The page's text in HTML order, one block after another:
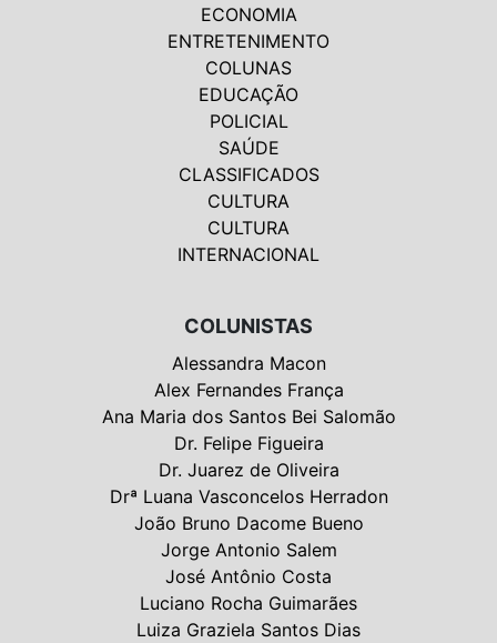
ECONOMIA
ENTRETENIMENTO
COLUNAS
EDUCAÇÃO
POLICIAL
SAÚDE
CLASSIFICADOS
CULTURA
CULTURA
INTERNACIONAL
COLUNISTAS
Alessandra Macon
Alex Fernandes França
Ana Maria dos Santos Bei Salomão
Dr. Felipe Figueira
Dr. Juarez de Oliveira
Drª Luana Vasconcelos Herradon
João Bruno Dacome Bueno
Jorge Antonio Salem
José Antônio Costa
Luciano Rocha Guimarães
Luiza Graziela Santos Dias